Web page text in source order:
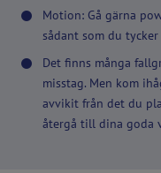
Motion: Gå gärna
sådant som du
Det finns många
misstag. Men kom
avvikit från det du
återgå till dina goda